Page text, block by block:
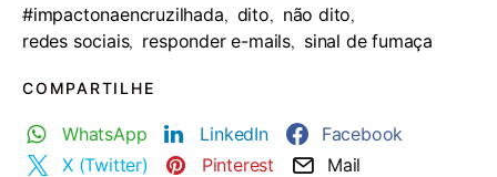
#impactonaencruzilhada, dito, não dito,
redes sociais, responder e-mails, sinal de fumaça
COMPARTILHE
WhatsApp LinkedIn
Facebook
X (Twitter)
Pinterest
Mail